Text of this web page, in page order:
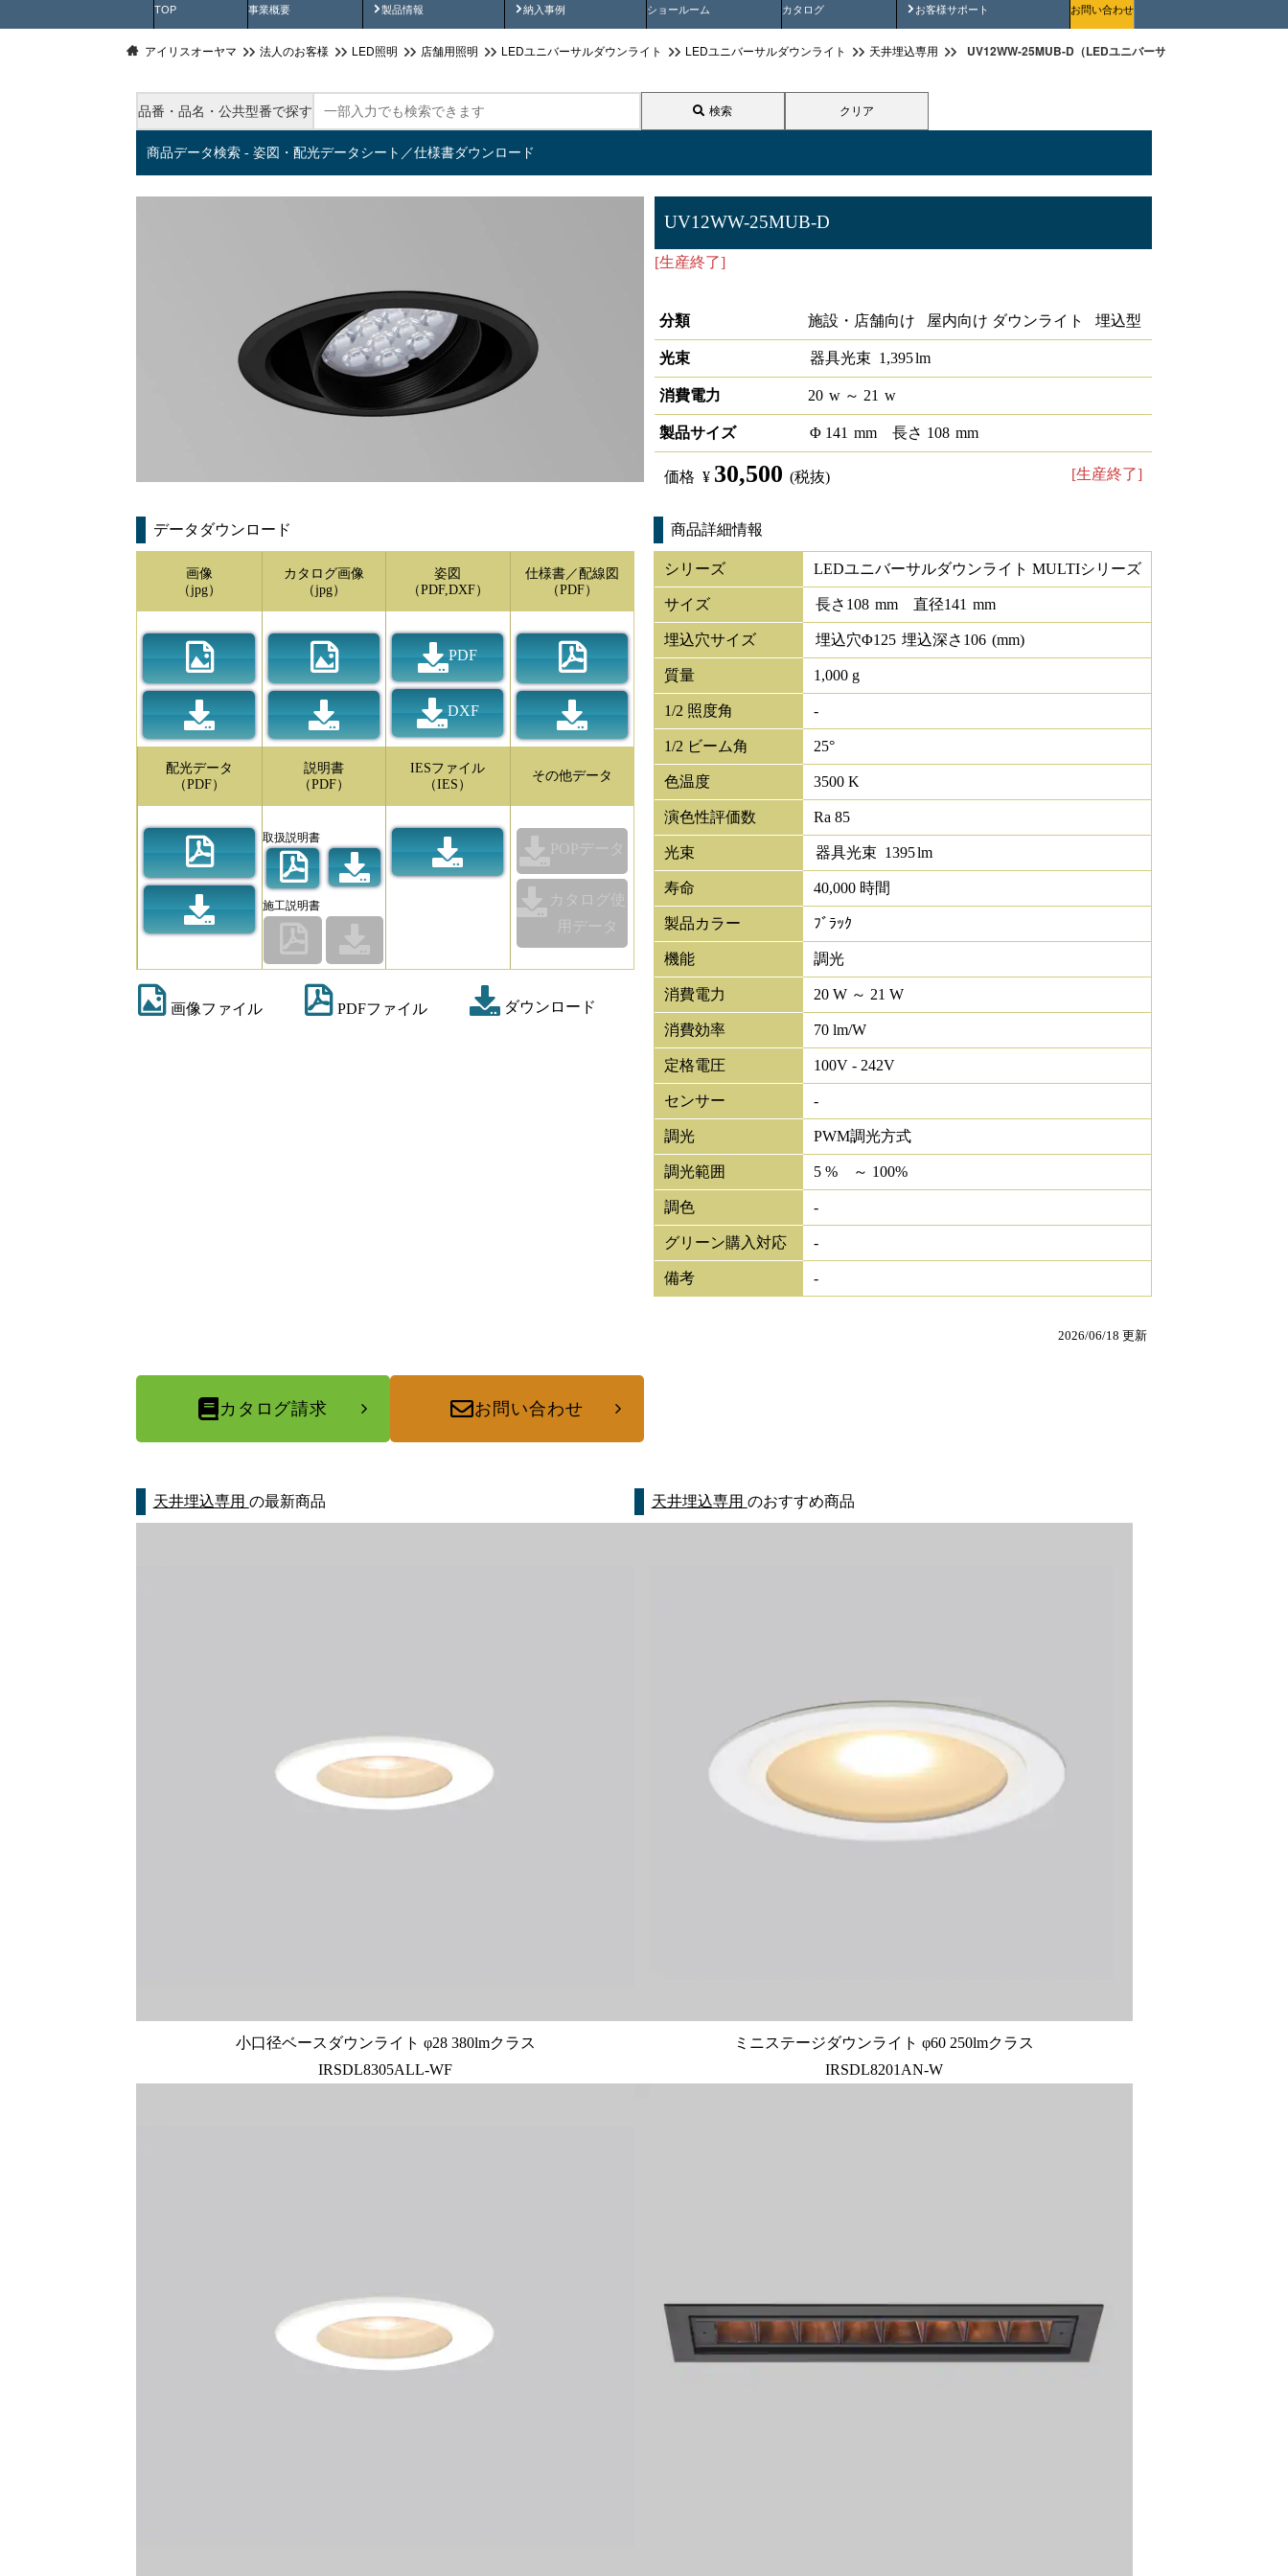
TOP 事業概要 製品情報
製品動画 納入事例
納入事例動画 ショールーム カタログ お客様サポート
安全にご使用いただくためにお問い合わせ
アイリスオーヤマ 法人のお客様 LED照明 店舗用照明 LEDユニバーサルダウンライト LEDユニバーサルダウンライト 天井埋込専用 UV12WW-25MUB-D（LEDユニバーサルダウンライト埋込
品番・品名・公共型番で探す 検索 クリア
商品データ検索 - 姿図・配光データシート／仕様書ダウンロード
UV12WW-25MUB-D
[生産終了]
分類
施設・店舗向け 屋内向け ダウンライト 埋込型
光束 器具光束 1,395lm
消費電力 20 w ～ 21 w
製品サイズ Φ 141 mm 長さ 108 mm
価格 ¥ 30,500 (税抜) [生産終了]
データダウンロード
画像
（jpg）
カタログ画像
（jpg）
姿図
（PDF,DXF）
PDF
DXF
仕様書／配線図
（PDF）
配光データ
（PDF）
説明書
（PDF）
取扱説明書
施工説明書
IESファイル
（IES）
その他データ
POPデータ
カタログ使
用データ
画像ファイル PDFファイル ダウンロード
商品詳細情報
シリーズ LEDユニバーサルダウンライト MULTIシリーズ
サイズ 長さ 108 mm 直径141 mm
埋込穴サイズ 埋込穴Φ125 埋込深さ 106 (mm)
質量 1,000 g
1/2 照度角 -
1/2 ビーム角 25°
色温度 3500 K
演色性評価数 Ra 85
光束 器具光束 1395lm
寿命 40,000 時間
製品カラー ﾌﾞﾗｯｸ
機能 調光
消費電力 20 W ～ 21 W
消費効率 70 lm/W
定格電圧 100V - 242V
センサー -
調光 PWM調光方式
調光範囲 5 % ～ 100%
調色 -
グリーン購入対応 -
備考 -
2026/06/18 更新
カタログ請求 お問い合わせ
天井埋込専用 の最新商品
小口径ベースダウンライト φ28 380lmクラス
IRSDL8305ALL-WF
天井埋込専用 のおすすめ商品
ミニステージダウンライト φ60 250lmクラス
IRSDL8201AN-W